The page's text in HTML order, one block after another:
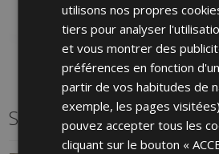
Ajouter aux favoris
Série connexe
utilisons nos propres
tiers pour analyser
et vous montrer des
préférences en fonction
partir de vos habitudes de
exemple, les pages
pouvez accepter tous les
cliquant sur le bouton «